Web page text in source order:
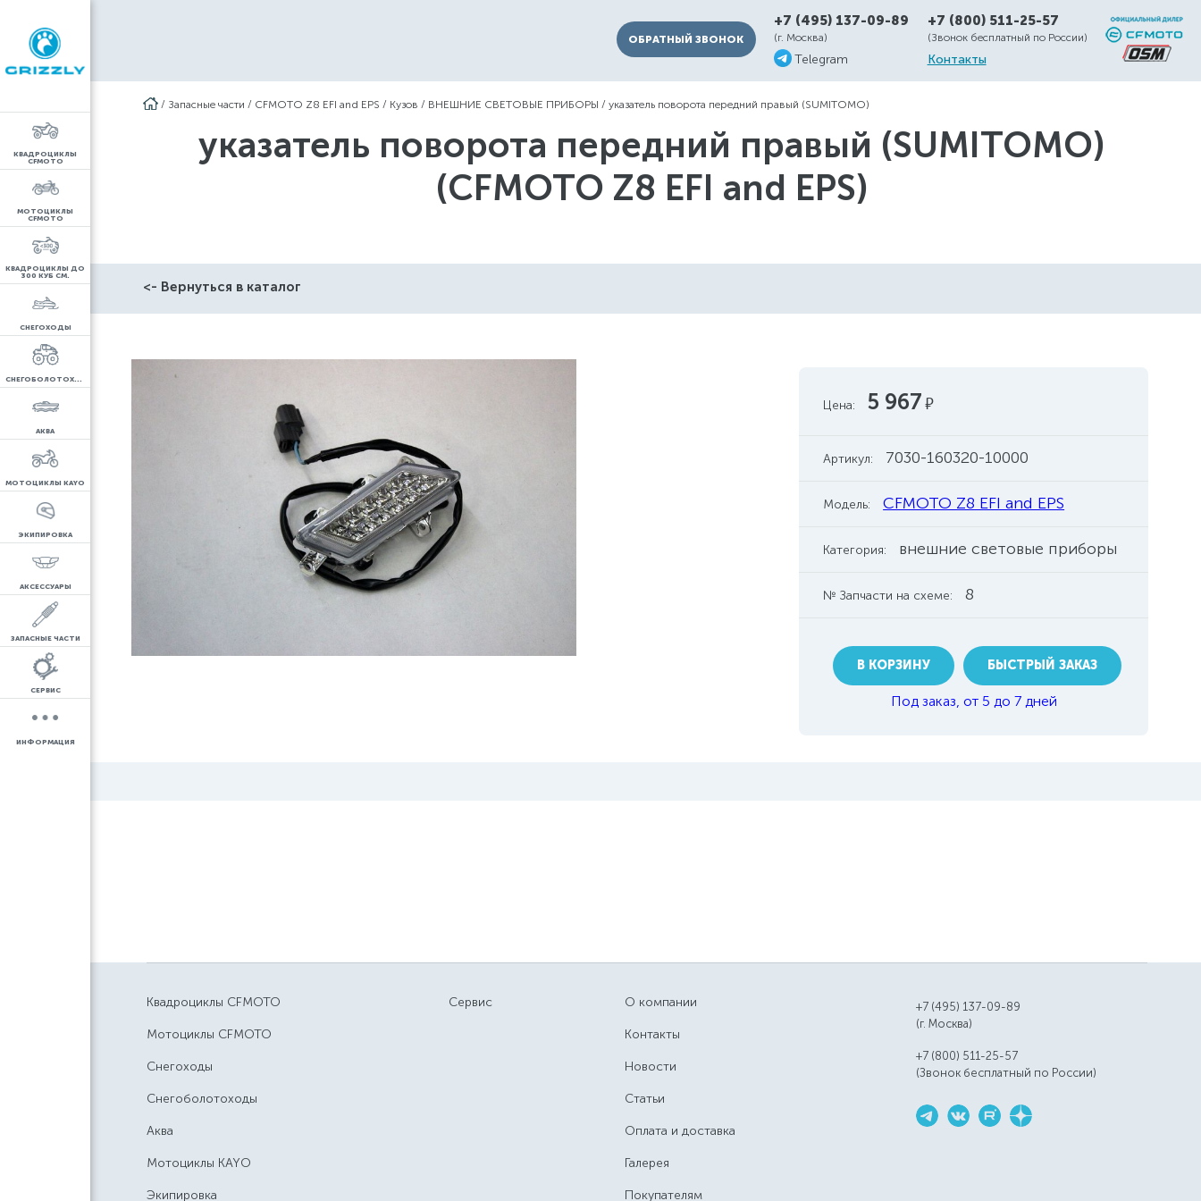
КВАДРОЦИКЛЫ
CFMOTO
МОТОЦИКЛЫ
CFMOTO
КВАДРОЦИКЛЫ ДО
300 КУБ СМ.
СНЕГОХОДЫ
СНЕГОБОЛОТОХОДЫ
АКВА
МОТОЦИКЛЫ KAYO
ЭКИПИРОВКА
АКСЕССУАРЫ
ЗАПАСНЫЕ ЧАСТИ
СЕРВИС
ИНФОРМАЦИЯ
ОБРАТНЫЙ ЗВОНОК
+7 (495) 137-09-89
(г. Москва)
Telegram
+7 (800) 511-25-57
(Звонок бесплатный по России)
Контакты
/ Запасные части / CFMOTO Z8 EFI and EPS / Кузов / ВНЕШНИЕ СВЕТОВЫЕ ПРИБОРЫ / указатель поворота передний правый (SUMITOMO)
указатель поворота передний правый (SUMITOMO)
(CFMOTO Z8 EFI and EPS)
<- Вернуться в каталог
Цена: 5 967руб.
Артикул: 7030-160320-10000
Модель: CFMOTO Z8 EFI and EPS
Категория: внешние световые приборы
№ Запчасти на схеме: 8
В КОРЗИНУ БЫСТРЫЙ ЗАКАЗ
Под заказ, от 5 до 7 дней
Квадроциклы CFMOTO
Мотоциклы CFMOTO
Снегоходы
Снегоболотоходы
Аква
Мотоциклы KAYO
Экипировка
Сервис О компании
Контакты
Новости
Статьи
Оплата и доставка
Галерея
Покупателям
+7 (495) 137-09-89
(г. Москва)
+7 (800) 511-25-57
(Звонок бесплатный по России)